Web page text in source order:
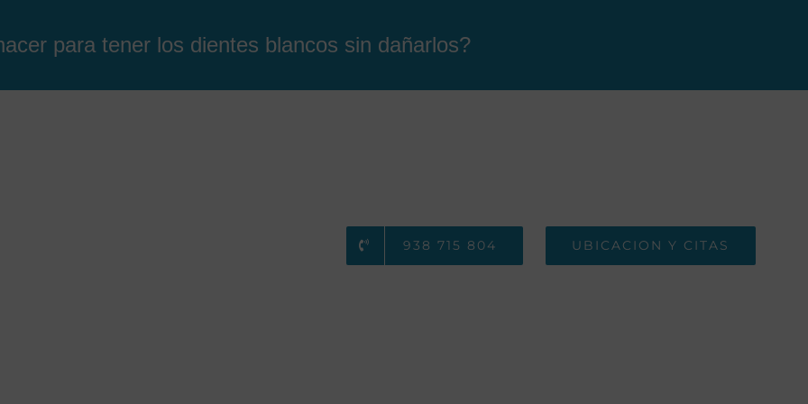
938 715 804 UBICACION Y CITAS
para tener los dientes blancos sin dañarlos?